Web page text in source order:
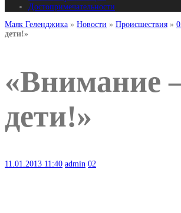
Достопримечательности
Маяк Геленджика » Новости » Происшествия »
дети!»
«Внимание
дети!»
11.01.2013 11:40 admin 02